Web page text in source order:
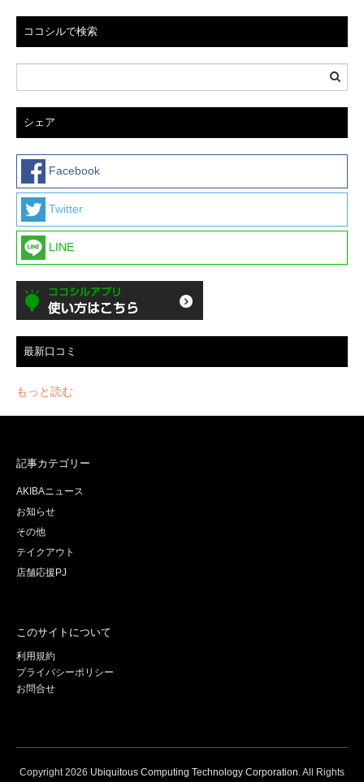
ココシルで検索
シェア
Facebook
Twitter
LINE
最新口コミ
もっと読む
記事カテゴリー
AKIBAニュース
お知らせ
その他
テイクアウト
店舗応援PJ
このサイトについて
利用規約
プライバシーポリシー
お問合せ
Copyright2026 Ubiquitous Computing Technology Corporation. All Rights